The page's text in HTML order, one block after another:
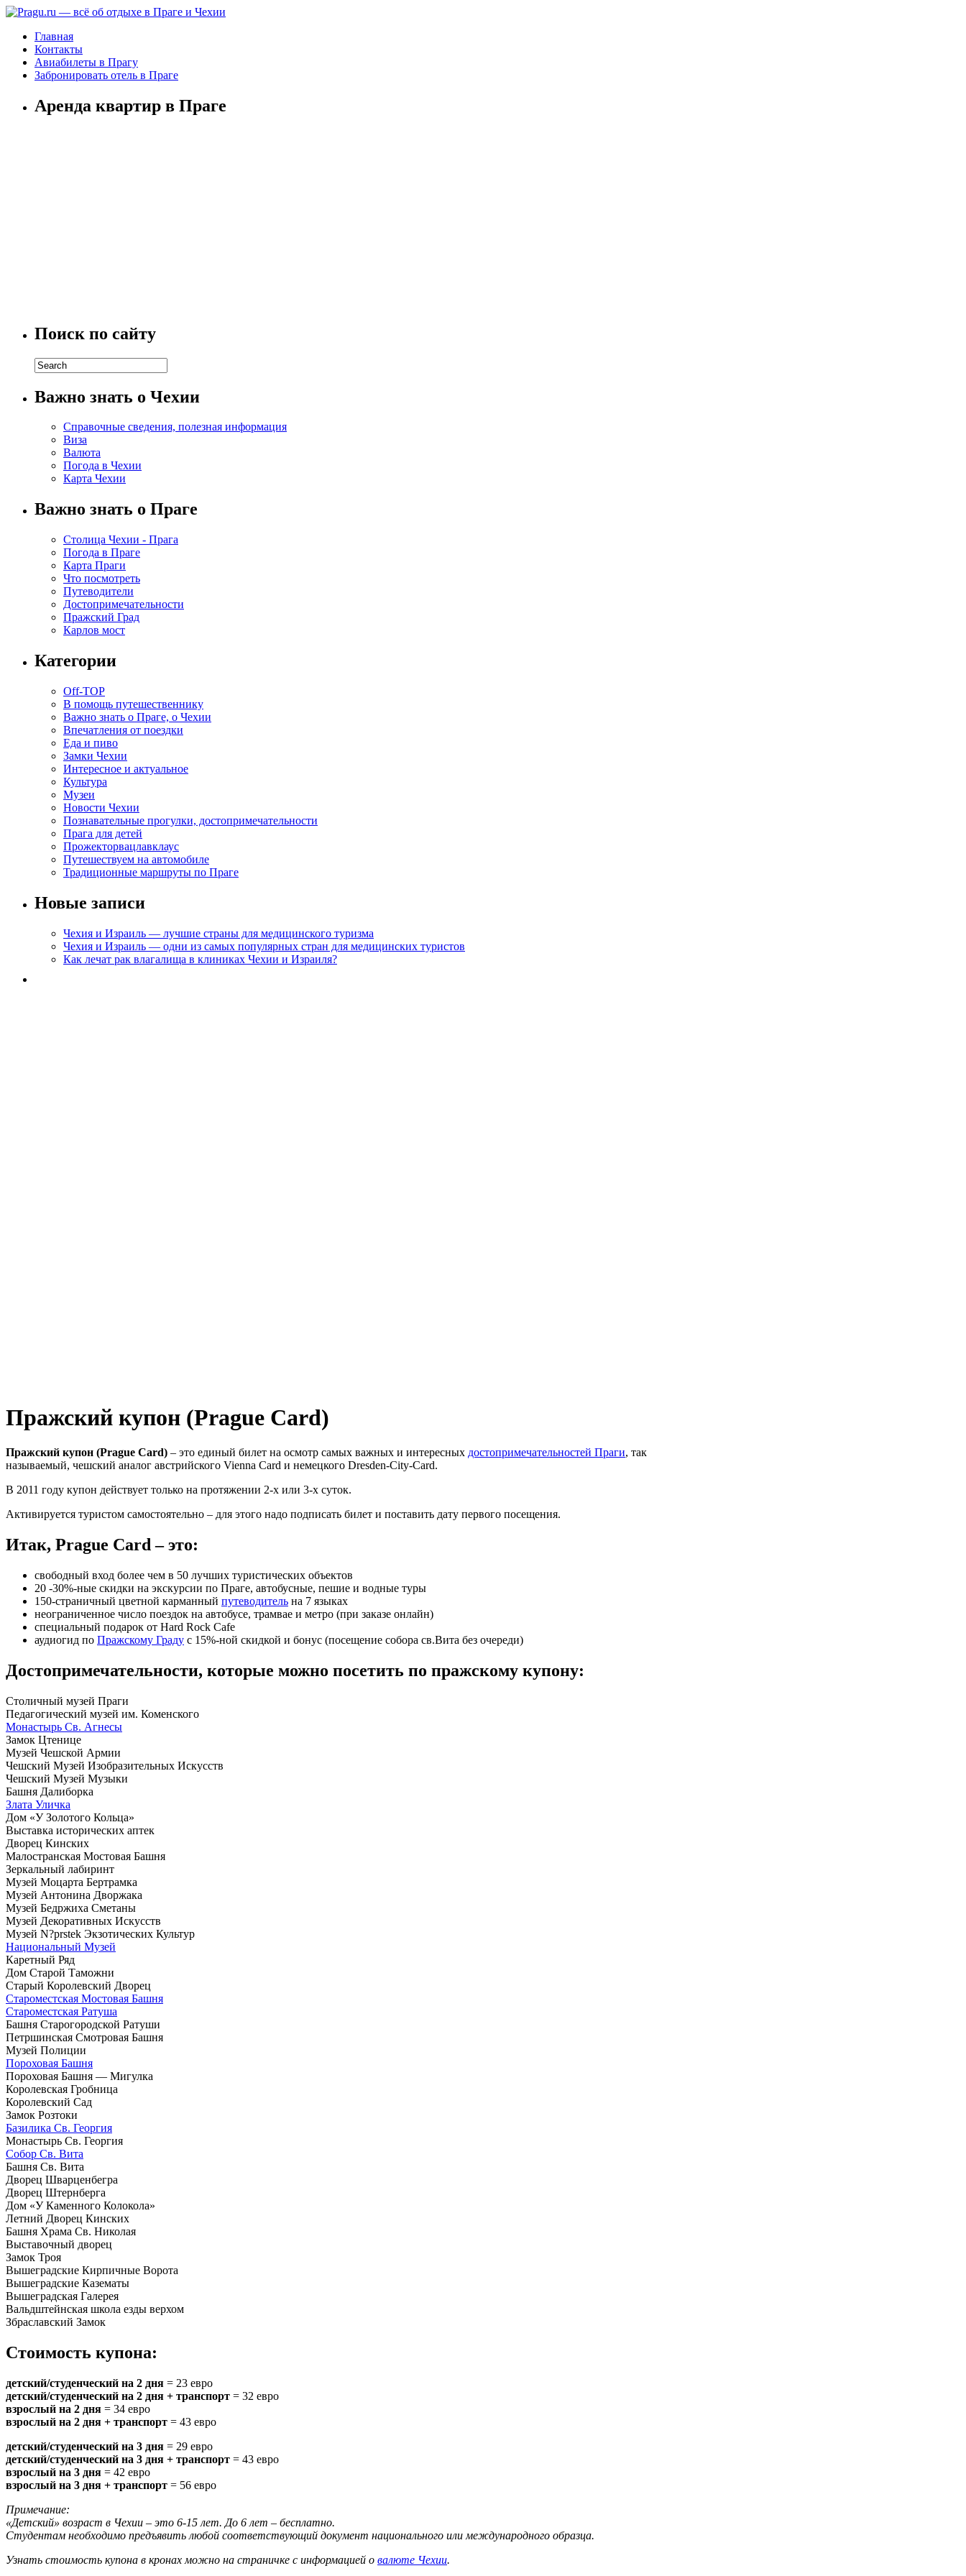
Главная
Контакты
Авиабилеты в Прагу
Забронировать отель в Праге
Аренда квартир в Праге
Поиск по сайту
Важно знать о Чехии
Справочные сведения, полезная информация
Виза
Валюта
Погода в Чехии
Карта Чехии
Важно знать о Праге
Столица Чехии - Прага
Погода в Праге
Карта Праги
Что посмотреть
Путеводители
Достопримечательности
Пражский Град
Карлов мост
Категории
Off-TOP
В помощь путешественнику
Важно знать о Праге, о Чехии
Впечатления от поездки
Еда и пиво
Замки Чехии
Интересное и актуальное
Культура
Музеи
Новости Чехии
Познавательные прогулки, достопримечательности
Прага для детей
Прожекторвацлавклаус
Путешествуем на автомобиле
Традиционные маршруты по Праге
Новые записи
Чехия и Израиль — лучшие страны для медицинского туризма
Чехия и Израиль — одни из самых популярных стран для медицинских туристов
Как лечат рак влагалища в клиниках Чехии и Израиля?
Пражский купон (Prague Card)
Пражский купон (Prague Card) – это единый билет на осмотр самых важных и интересных достопримечательностей Праги, так
называемый, чешский аналог австрийского Vienna Card и немецкого Dresden-City-Card.
В 2011 году купон действует только на протяжении 2-х или 3-х суток.
Активируется туристом самостоятельно – для этого надо подписать билет и поставить дату первого посещения.
Итак, Prague Card – это:
свободный вход более чем в 50 лучших туристических объектов
20 -30%-ные скидки на экскурсии по Праге, автобусные, пешие и водные туры
150-страничный цветной карманный путеводитель на 7 языках
неограниченное число поездок на автобусе, трамвае и метро (при заказе онлайн)
специальный подарок от Hard Rock Cafe
аудиогид по Пражскому Граду с 15%-ной скидкой и бонус (посещение собора св.Вита без очереди)
Достопримечательности, которые можно посетить по пражскому купону:
Столичный музей Праги
Педагогический музей им. Коменского
Монастырь Св. Агнесы
Замок Цтенице
Музей Чешской Армии
Чешский Музей Изобразительных Искусств
Чешский Музей Музыки
Башня Далиборка
Злата Уличка
Дом «У Золотого Кольца»
Выставка исторических аптек
Дворец Кинских
Малостранская Мостовая Башня
Зеркальный лабиринт
Музей Моцарта Бертрамка
Музей Антонина Дворжака
Музей Бедржиха Сметаны
Музей Декоративных Искусств
Музей N?prstek Экзотических Культур
Национальный Музей
Каретный Ряд
Дом Старой Таможни
Старый Королевский Дворец
Староместская Мостовая Башня
Староместская Ратуша
Башня Старогородской Ратуши
Петршинская Смотровая Башня
Музей Полиции
Пороховая Башня
Пороховая Башня — Мигулка
Королевская Гробница
Королевский Сад
Замок Розтоки
Базилика Св. Георгия
Монастырь Св. Георгия
Собор Св. Вита
Башня Св. Вита
Дворец Шварценбегра
Дворец Штернберга
Дом «У Каменного Колокола»
Летний Дворец Кинских
Башня Храма Св. Николая
Выставочный дворец
Замок Троя
Вышеградские Кирпичные Ворота
Вышеградские Казематы
Вышеградская Галерея
Вальдштейнская школа езды верхом
Збраславский Замок
Стоимость купона:
детский/студенческий на 2 дня = 23 евро
детский/студенческий на 2 дня + транспорт = 32 евро
взрослый на 2 дня = 34 евро
взрослый на 2 дня + транспорт = 43 евро
детский/студенческий на 3 дня = 29 евро
детский/студенческий на 3 дня + транспорт = 43 евро
взрослый на 3 дня = 42 евро
взрослый на 3 дня + транспорт = 56 евро
Примечание:
«Детский» возраст в Чехии – это 6-15 лет. До 6 лет – бесплатно.
Студентам необходимо предъявить любой соответствующий документ национального или международного образца.
Узнать стоимость купона в кронах можно на страничке с информацией о валюте Чехии.